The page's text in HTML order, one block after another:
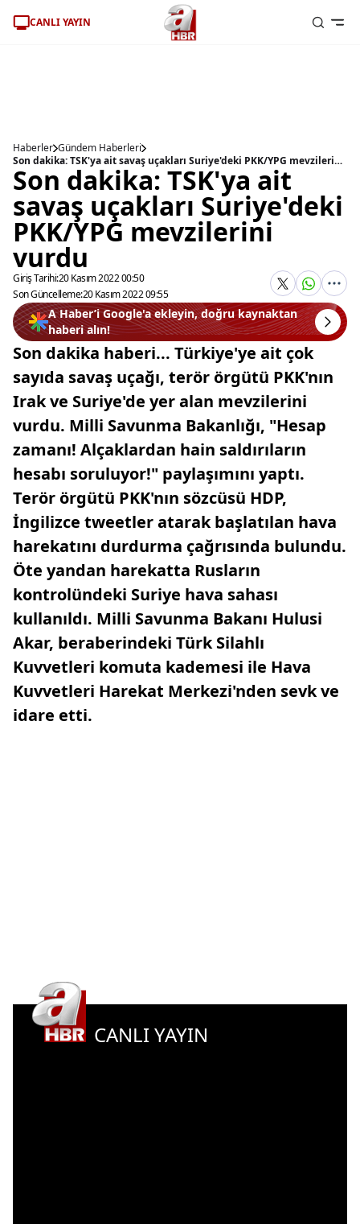
CANLI YAYIN
Haberler Gündem Haberleri
Son dakika: TSK'ya ait savaş uçakları Suriye'deki PKK/YPG mevzilerini vurdu
Son dakika: TSK'ya ait
savaş uçakları Suriye'deki
PKK/YPG mevzilerini
vurdu
Giriş Tarihi:20 Kasım 2022 00:50
Son Güncelleme:20 Kasım 2022 09:55
A Haber’i Google'a ekleyin, doğru kaynaktan
haberi alın!
Son dakika haberi... Türkiye'ye ait çok
sayıda savaş uçağı, terör örgütü PKK'nın
Irak ve Suriye'de yer alan mevzilerini
vurdu. Milli Savunma Bakanlığı, "Hesap
zamanı! Alçaklardan hain saldırıların
hesabı soruluyor!" paylaşımını yaptı.
Terör örgütü PKK'nın sözcüsü HDP,
İngilizce tweetler atarak başlatılan hava
harekatını durdurma çağrısında bulundu.
Öte yandan harekatta Rusların
kontrolündeki Suriye hava sahası
kullanıldı. Milli Savunma Bakanı Hulusi
Akar, beraberindeki Türk Silahlı
Kuvvetleri komuta kademesi ile Hava
Kuvvetleri Harekat Merkezi'nden sevk ve
idare etti.
CANLI YAYIN